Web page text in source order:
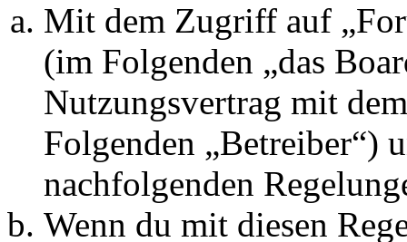
Mit dem Zugriff auf
(im Folgenden „das
Nutzungsvertrag mit
Folgenden „Betreiber“)
nachfolgenden
Wenn du mit diesen